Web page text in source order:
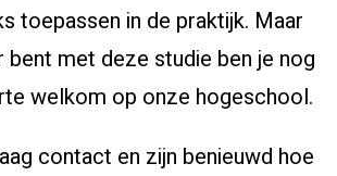
toepassen in de praktijk. Maar
bent met deze studie ben je nog
welkom op onze hogeschool.
contact en zijn benieuwd hoe